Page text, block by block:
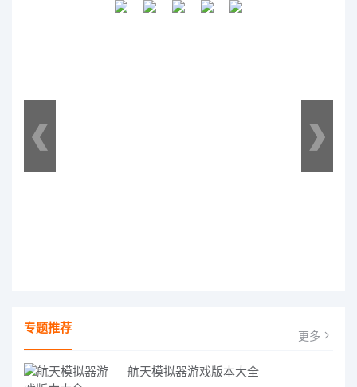
专题推荐 更多
航天模拟器游戏版本大全